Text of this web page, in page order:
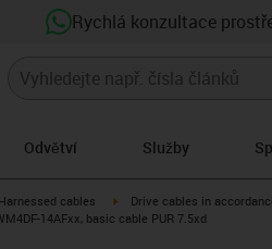
Rychlá konzultace
Odvětví Služby
icon-arrow-right
Harnessed cables igus-icon-arrow-right
Drive cables in
14AFxx, basic cable PUR 7.5xd